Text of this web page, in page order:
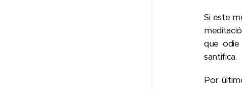
Si este
que
santifica.
Por